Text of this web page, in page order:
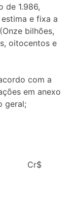
de 1.986,
e fixa a
bilhões,
oitocentos e
com a
em anexo
geral;